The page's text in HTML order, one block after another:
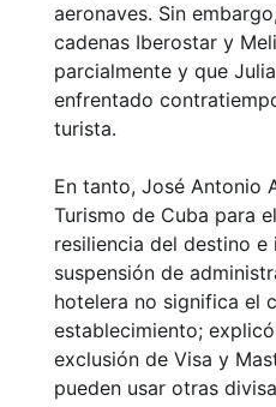
aeronaves. Sin
cadenas Iberostar y
parcialmente y que
enfrentado
turista.
En tanto, José Antonio
Turismo de Cuba para
resiliencia del destino e
suspensión de
hotelera no significa el
establecimiento;
exclusión de Visa y
pueden usar otras